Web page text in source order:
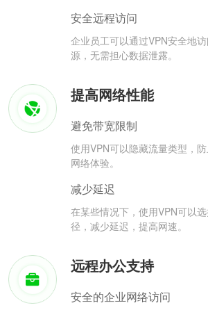
安全远程访问
企业员工可以通过VPN安全地
源，无需担心数据泄露。
提高网络性能
避免带宽限制
使用VPN可以隐藏流量类型，
网络体验。
减少延迟
在某些情况下，使用VPN可以
径，减少延迟，提高网速。
远程办公支持
安全的企业网络访问